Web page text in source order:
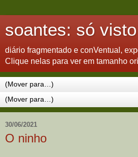
soantes: só visto
diário fragmentado e conVentual,
Clique nelas para ver em tamanho
30/06/2021
O ninho